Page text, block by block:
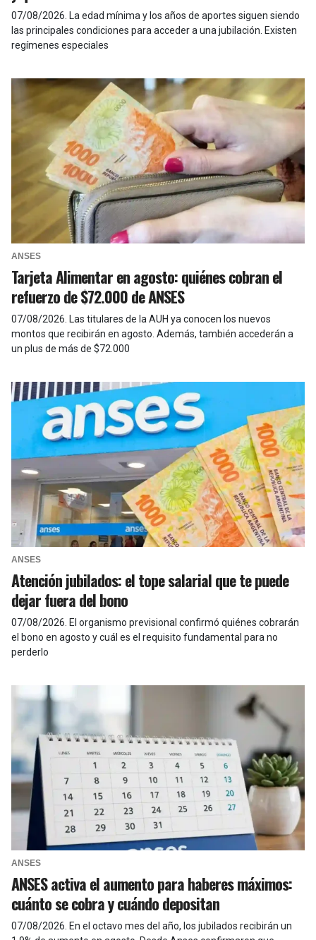
07/08/2026 La edad mínima y los años de aportes siguen siendo
las principales condiciones para acceder a una jubilación. Existen
regímenes especiales
ANSES
Tarjeta Alimentar en agosto: quiénes cobran el
refuerzo de $72.000 de ANSES
07/08/2026 Las titulares de la AUH ya conocen los nuevos
montos que recibirán en agosto. Además, también accederán a
un plus de más de $72.000
ANSES
Atención jubilados: el tope salarial que te puede
dejar fuera del bono
07/08/2026 El organismo previsional confirmó quiénes cobrarán
el bono en agosto y cuál es el requisito fundamental para no
perderlo
ANSES
ANSES activa el aumento para haberes máximos:
cuánto se cobra y cuándo depositan
07/08/2026 En el octavo mes del año, los jubilados recibirán un